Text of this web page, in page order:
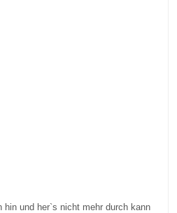
hin und her`s nicht mehr durch kann